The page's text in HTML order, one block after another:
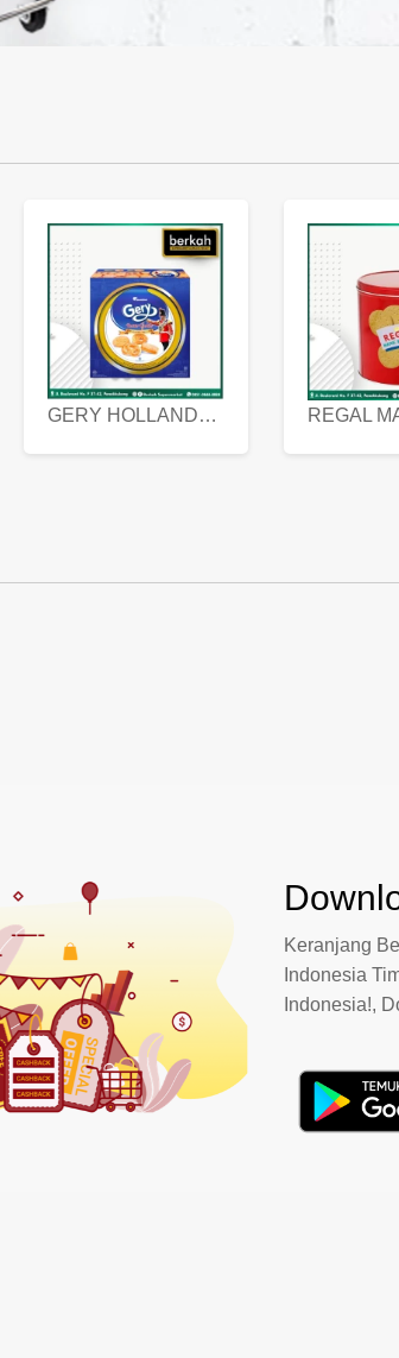
GERY HOLLANDA BUTTER COOKIES 450 GRAM
Keranjang
Indonesia
Indonesia!,